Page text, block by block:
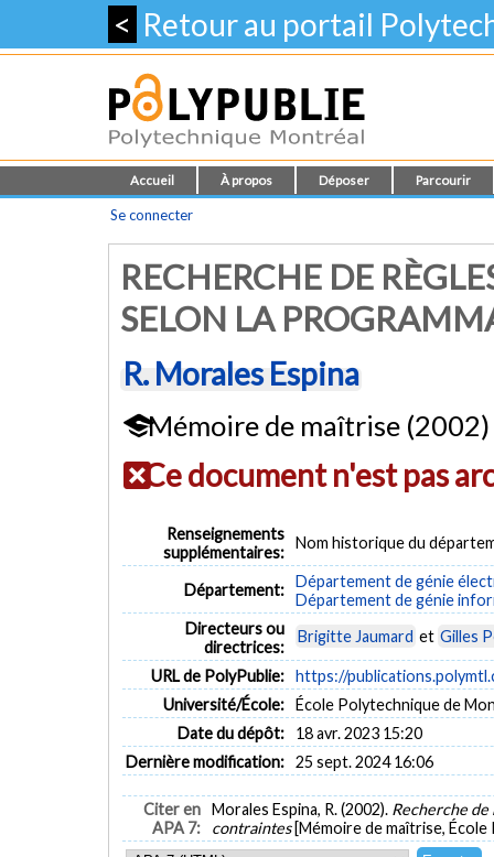
< Retour au portail
Accueil À propos Déposer Parcourir
Se connecter
RECHERCHE DE
SELON LA
R. Morales Espina
Mémoire de maîtrise (2002)
Ce document n'est pas
Renseignements
supplémentaires:
Nom historique du
Département: Département de génie
Département de génie
Directeurs ou
directrices:
Brigitte Jaumard et Gilles
URL de PolyPublie: https://
Université/École: École Polytechnique de
Date du dépôt:
18 avr. 2023 15:20
Dernière modification: 25 sept. 2024 16:06
Citer en
APA 7:
Morales Espina, R. (2002). Recherche
contraintes [Mémoire de maîtrise,